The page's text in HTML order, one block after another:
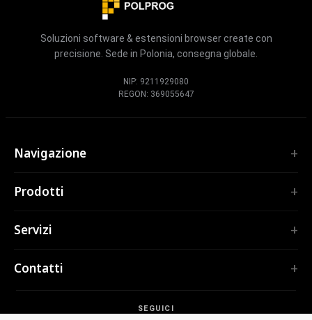
Soluzioni software & estensioni browser create con
precisione. Sede in Polonia, consegna globale.
NIP: 9211929080
REGON: 369055647
SEGUICI
Navigazione
Servizi
Prodotti
TubePilot
Tutte le estensioni →
Servizi
Applicazioni web
Estensioni browser
Contatti
Varsavia, Polonia